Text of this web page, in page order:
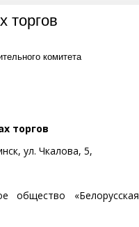
торгов
комитета
торгов
ул. Чкалова, 5,
общество «Белорусская